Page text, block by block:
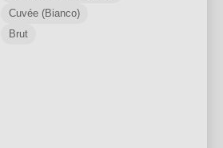
Cuvée (Bianco)
Brut